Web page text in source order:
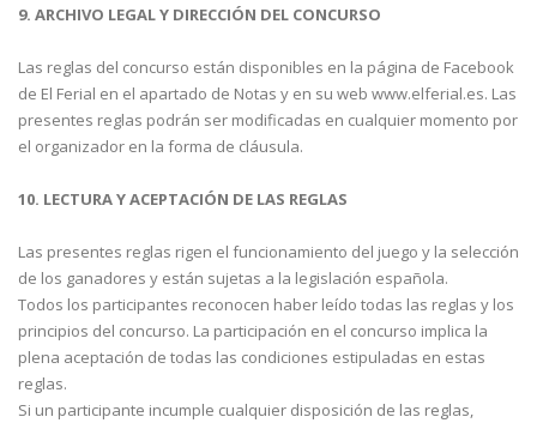
9. ARCHIVO LEGAL Y DIRECCIÓN DEL CONCURSO
Las reglas del concurso están disponibles en la página de Facebook
de El Ferial en el apartado de Notas y en su web www.elferial.es. Las
presentes reglas podrán ser modificadas en cualquier momento por
el organizador en la forma de cláusula.
10. LECTURA Y ACEPTACIÓN DE LAS REGLAS
Las presentes reglas rigen el funcionamiento del juego y la selección
de los ganadores y están sujetas a la legislación española.
Todos los participantes reconocen haber leído todas las reglas y los
principios del concurso. La participación en el concurso implica la
plena aceptación de todas las condiciones estipuladas en estas
reglas.
Si un participante incumple cualquier disposición de las reglas,